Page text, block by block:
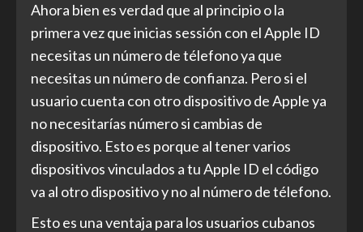
Ahora bien es verdad que al principio o la
primera vez que inicias sessión con el Apple ID
necesitas un número de télefono ya que
necesitas un número de confianza. Pero si el
usuario cuenta con otro dispositivo de Apple ya
no necesitarías número si cambias de
dispositivo. Esto es porque al tener varios
dispositivos vinculados a tu Apple ID el código
va al otro dispositivo y no al número de télefono.
Esto es una ventaja para los usuarios cubanos